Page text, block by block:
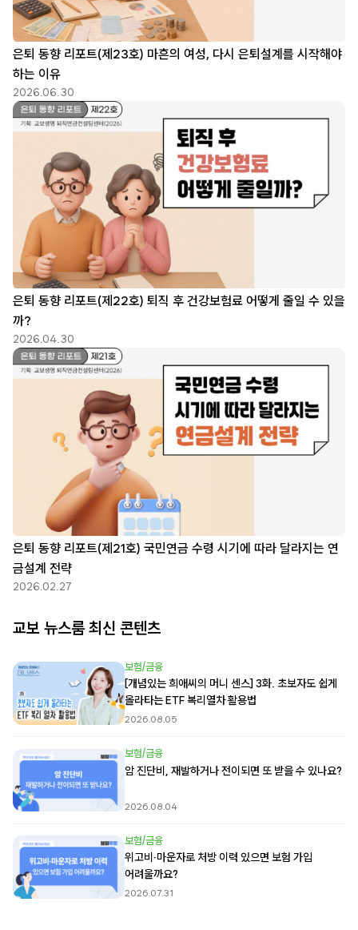
은퇴 동향 리포트(제23호) 마흔의 여성, 다시 은퇴설계를 시작해야
하는 이유
2026.06.30
은퇴 동향 리포트(제22호) 퇴직 후 건강보험료 어떻게 줄일 수 있을
까?
2026.04.30
은퇴 동향 리포트(제21호) 국민연금 수령 시기에 따라 달라지는 연
금설계 전략
2026.02.27
교보 뉴스룸 최신 콘텐츠
보험/금융
[개념있는 희애씨의 머니 센스] 3화. 초보자도 쉽게
올라타는 ETF 복리열차 활용법
2026.08.05
보험/금융
암 진단비, 재발하거나 전이되면 또 받을 수 있나요?
2026.08.04
보험/금융
위고비·마운자로 처방 이력 있으면 보험 가입
어려울까요?
2026.07.31